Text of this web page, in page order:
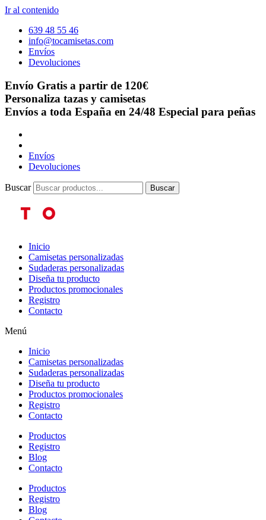
Ir al contenido
639 48 55 46
info@tocamisetas.com
Envíos
Devoluciones
Envío Gratis a partir de 120€
Personaliza tazas y camisetas
Envíos a toda España en 24/48 Especial para peñas
Envíos
Devoluciones
Buscar Buscar
Inicio
Camisetas personalizadas
Sudaderas personalizadas
Diseña tu producto
Productos promocionales
Registro
Contacto
Menú
Inicio
Camisetas personalizadas
Sudaderas personalizadas
Diseña tu producto
Productos promocionales
Registro
Contacto
Productos
Registro
Blog
Contacto
Productos
Registro
Blog